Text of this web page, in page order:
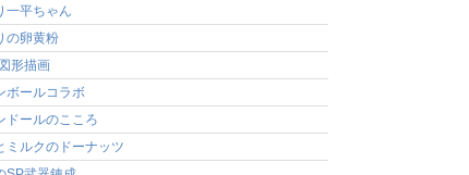
一平ちゃん
の卵黄粉
形描画
ボールコラボ
ドールのこころ
ミルクのドーナッツ